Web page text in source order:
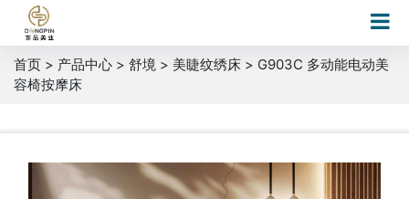
首页 > 产品中心 > 舒境 > 美睫纹绣床 > G903C 多动能电动美
容椅按摩床